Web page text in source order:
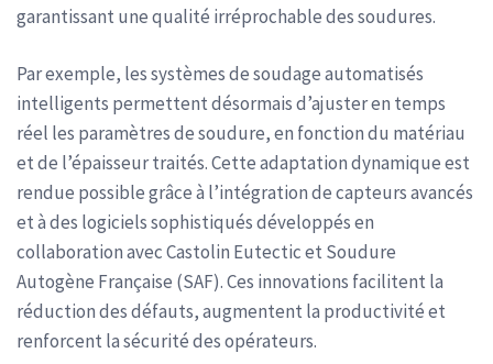
garantissant une qualité irréprochable des soudures.
Par exemple, les systèmes de soudage automatisés
intelligents permettent désormais d’ajuster en temps
réel les paramètres de soudure, en fonction du matériau
et de l’épaisseur traités. Cette adaptation dynamique est
rendue possible grâce à l’intégration de capteurs avancés
et à des logiciels sophistiqués développés en
collaboration avec Castolin Eutectic et Soudure
Autogène Française (SAF). Ces innovations facilitent la
réduction des défauts, augmentent la productivité et
renforcent la sécurité des opérateurs.